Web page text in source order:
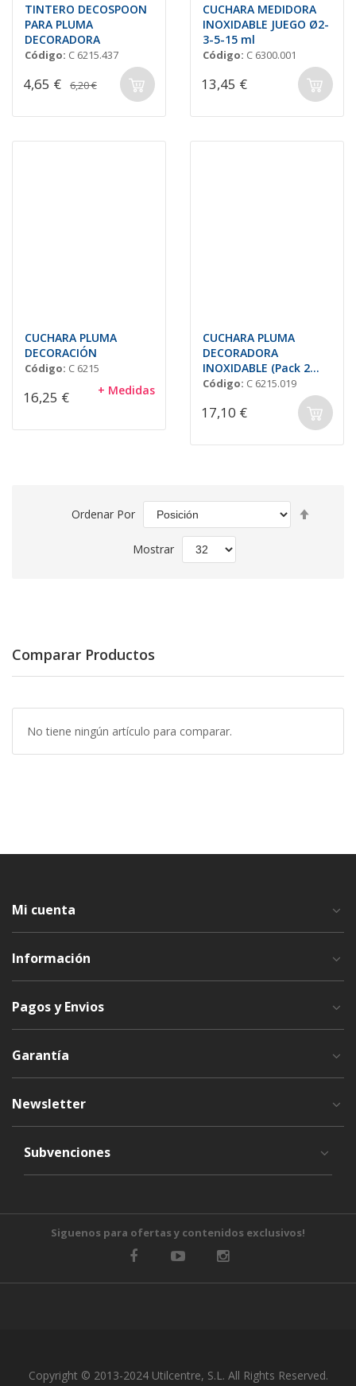
TINTERO DECOSPOON
PARA PLUMA
DECORADORA
Código: C 6215.437
4,65 € 6,20 €
CUCHARA MEDIDORA
INOXIDABLE JUEGO Ø2-
3-5-15 ml
Código: C 6300.001
13,45 €
CUCHARA PLUMA
DECORACIÓN
Código: C 6215
16,25 € + Medidas
CUCHARA PLUMA
DECORADORA
INOXIDABLE (Pack 2
L=19 y 23mm)
Código: C 6215.019
17,10 €
Ordenar Por
Mostrar
Comparar Productos
No tiene ningún artículo para comparar.
Mi cuenta
Información
Pagos y Envios
Garantía
Newsletter
Subvenciones
Siguenos para ofertas y contenidos exclusivos!
Copyright © 2013-2024 Utilcentre, S.L. All Rights Reserved.